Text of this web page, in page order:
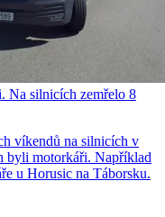
Na silnicích zemřelo 8
víkendů na silnicích v
byli motorkáři. Například
u Horusic na Táborsku.